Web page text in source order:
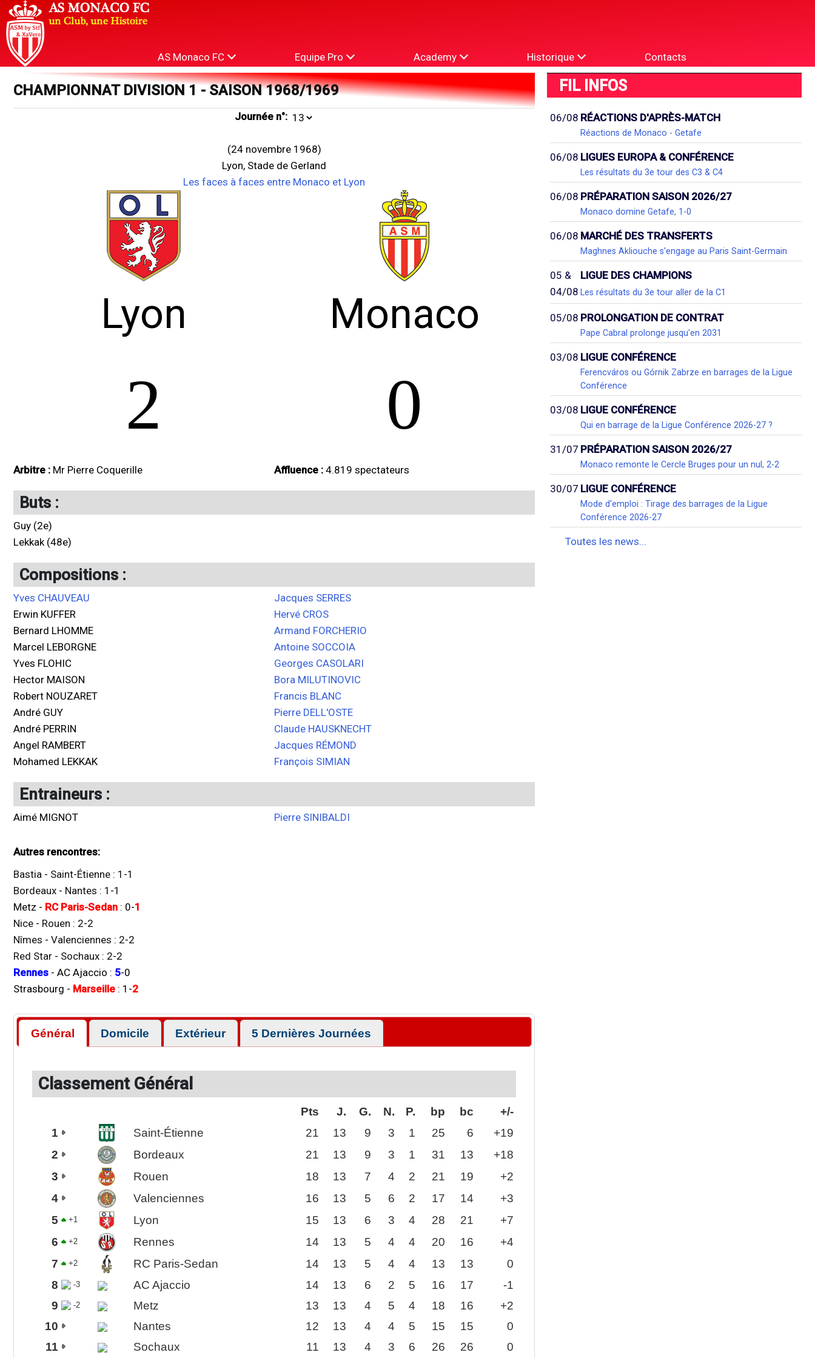
AS Monaco FC Equipe Pro Academy Historique Contacts
CHAMPIONNAT DIVISION 1 - SAISON 1968/1969
Journée n°:
(24 novembre 1968)
Lyon, Stade de Gerland
Les faces à faces entre Monaco et Lyon
Lyon Monaco
2 0
Arbitre : Mr Pierre Coquerille Affluence : 4.819 spectateurs
Buts :
Guy (2e)
Lekkak (48e)
Compositions :
Yves CHAUVEAU
Erwin KUFFER
Bernard LHOMME
Marcel LEBORGNE
Yves FLOHIC
Hector MAISON
Robert NOUZARET
André GUY
André PERRIN
Angel RAMBERT
Mohamed LEKKAK
Jacques SERRES
Hervé CROS
Armand FORCHERIO
Antoine SOCCOIA
Georges CASOLARI
Bora MILUTINOVIC
Francis BLANC
Pierre DELL'OSTE
Claude HAUSKNECHT
Jacques RÉMOND
François SIMIAN
Entraineurs :
Aimé MIGNOT Pierre SINIBALDI
Autres rencontres:
Bastia - Saint-Étienne : 1 -1
Bordeaux - Nantes : 1 -1
Metz - RC Paris-Sedan : 0-1
Nice - Rouen : 2-2
Nîmes - Valenciennes : 2-2
Red Star - Sochaux : 2-2
Rennes - AC Ajaccio : 5-0
Strasbourg - Marseille : 1 -2
Général Domicile Extérieur 5 Dernières Journées
Classement Général
Pts J. G. N. P. bp bc
+/-
1
Saint-Étienne 21 13 9 3 1 25 6
+19
2
Bordeaux 21 13 9 3 1 31 13
+18
3
Rouen 18 13 7 4 2 21 19
+2
4
Valenciennes 16 13 5 6 2 17 14
+3
5
+1 Lyon 15 13 6 3 4 28 21
+7
6
+2 Rennes 14 13 5 4 4 20 16
+4
7
+2 RC Paris-Sedan 14 13 5 4 4 13 13
0
8
-3 AC Ajaccio 14 13 6 2 5 16 17
-1
9
-2 Metz 13 13 4 5 4 18 16
+2
10
Nantes 12 13 4 4 5 15 15
0
11
Sochaux 11 13 4 3 6 26 26 0
FIL INFOS
06/08 RÉACTIONS D'APRÈS-MATCH
Réactions de Monaco - Getafe
06/08 LIGUES EUROPA & CONFÉRENCE
Les résultats du 3e tour des C3 & C4
06/08 PRÉPARATION SAISON 2026/27
Monaco domine Getafe, 1-0
06/08 MARCHÉ DES TRANSFERTS
Maghnes Akliouche s'engage au Paris Saint-Germain
05 &
04/08
LIGUE DES CHAMPIONS
Les résultats du 3e tour aller de la C1
05/08 PROLONGATION DE CONTRAT
Pape Cabral prolonge jusqu'en 2031
03/08 LIGUE CONFÉRENCE
Ferencváros ou Górnik Zabrze en barrages de la Ligue
Conférence
03/08 LIGUE CONFÉRENCE
Qui en barrage de la Ligue Conférence 2026-27 ?
31/07 PRÉPARATION SAISON 2026/27
Monaco remonte le Cercle Bruges pour un nul, 2-2
30/07 LIGUE CONFÉRENCE
Mode d'emploi : Tirage des barrages de la Ligue
Conférence 2026-27
Toutes les news...